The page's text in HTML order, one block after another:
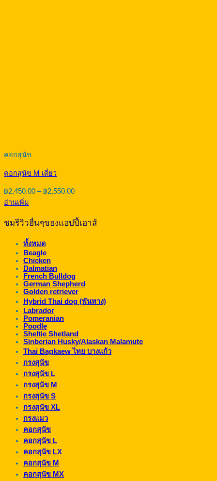
คอกสุนัข
คอกสุนัข M เดี่ยว
฿2,450.00 – ฿2,550.00Price
through
฿2,550.00
อ่านเพิ่ม
ชมรีวิวอื่นๆของแฮปปี้เฮาส์
ทั้งหมด
Beagle
Chicken
Dalmatian
French Bulldog
German Shepherd
Golden retriever
Hybrid Thai dog (พันทาง)
Labrador
Pomeranian
Poodle
Sheltie Shetland
Sinberian Husky/Alaskan Malamute
Thai Bagkaew ไทย บางแก้ว
กรงสุนัข
กรงสุนัข L
กรงสุนัข M
กรงสุนัข S
กรงสุนัข XL
กรงแมว
คอกสุนัข
คอกสุนัข L
คอกสุนัข LX
คอกสุนัข M
คอกสุนัข MX